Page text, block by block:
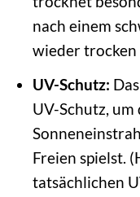
nach einem
wieder
UV-Schutz:
UV-Schutz,
Freien spielst.
tatsächlichen